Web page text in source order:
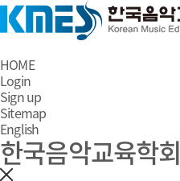
HOME
Login
Sign up
Sitemap
English
한국음악교육학회